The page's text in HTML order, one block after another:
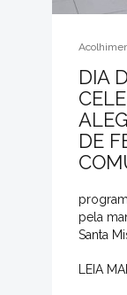
DIA
DE
pela
Santa
LEIA